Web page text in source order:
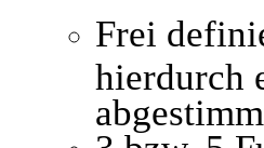
Frei
hierdurch